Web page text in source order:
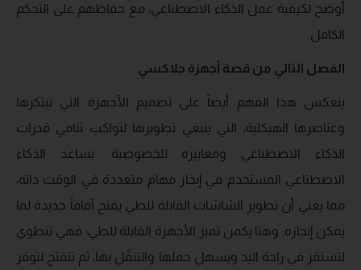
أوضح لكيفية عمل الذكاء الاصطناعي، مع حفاظهم على التحكم
الكامل.
الفصل التالي من قصة أجهزة جلاكسي
ينعكس هذا الفهم أيضاً على تصميم الأجهزة التي نبتكرها
وعناصرها الهيكلية، التي ينبغي تطويرها لتواكب تنامي قدرات
الذكاء الاصطناعي ومعاييره للخصوصية. يساعد الذكاء
الاصطناعي المستخدم في إنجاز مهام متعددة في الوقت ذاته،
مما يعني أن تطوير الشاشات القابلة للطي يفتح آفاقاً جديدة لما
يمكن إنجازه. وهنا يكمن تميز الأجهزة القابلة للطي؛ فهي تنطوي
لتستقر في راحة اليد ويسهل حملها والتنقّل بها، ثم تنفتح لتوفر